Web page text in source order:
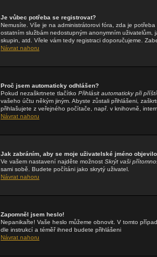
Je vůbec potřeba se registrovat?
Nemusíte. Vše je na administrátorovi fóra, zda je
ostatním službám nedostupným anonymním uživatelům,
skupin, atd. Vřele vám tedy registraci doporučujeme.
Návrat nahoru
Proč jsem automaticky odhlášen?
Pokud nezaškrtnete tlačítko Přihlásit automaticky při
vašeho účtu někým jiným. Abyste zůstali přihlášeni,
přihlašujete z veřejného počítače, např. v knihovně,
Návrat nahoru
Jak zabráním, aby se moje uživatelské jméno
Ve vašem nastavení najděte možnost Skrýt vaši
sami sobě. Budete počítáni jako skrytý uživatel.
Návrat nahoru
Zapomněl jsem heslo!
Nepanikařte! Vaše heslo můžeme obnovit. V tomto
dle instrukcí a téměř ihned budete přihlášeni
Návrat nahoru